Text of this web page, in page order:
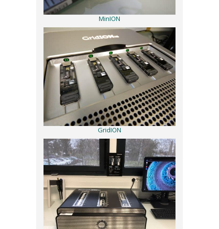
MinION
GridION